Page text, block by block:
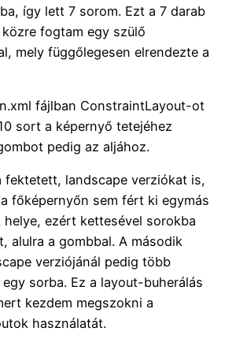
így lett 7 sorom. Ezt a 7 darab
fogtam egy szülő
mely függőlegesen elrendezte a
fájlban ConstraintLayout-ot
sort a képernyő tetejéhez
pedig az aljához.
fektetett, landscape verziókat is,
főképernyőn sem fért ki egymás
helye, ezért kettesével sorokba
alulra a gombbal. A második
verziójánál pedig több
sorba. Ez a layout-buherálás
kezdem megszokni a
használatát.